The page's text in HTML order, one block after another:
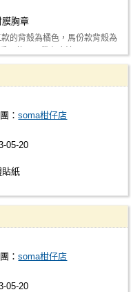
膜胸章
的背殼為橘色，馬份款背殼為
：soma柑仔店
05-20
貼紙
：soma柑仔店
05-20